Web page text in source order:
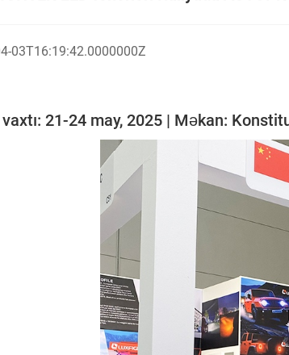
03T16:19:42.0000000Z
21-24 may, 2025 | Məkan: